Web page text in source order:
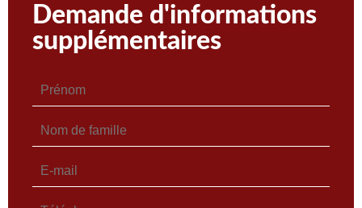
Demande d'informations
supplémentaires